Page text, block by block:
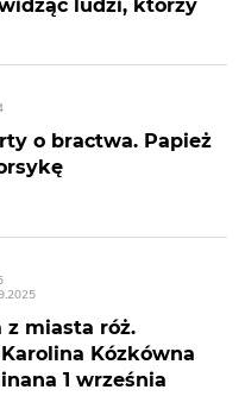
ludzi, którzy
o bractwa. Papież
z miasta róż.
Kózkówna
1 września